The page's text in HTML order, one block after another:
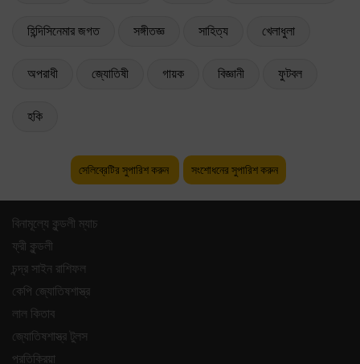
হিন্দিসিনেমার জগত সঙ্গীতজ্ঞ সাহিত্য খেলাধুলা
অপরাধী জ্যোতিষী গায়ক বিজ্ঞানী ফুটবল
হকি
সেলিব্রেটির সুপারিশ করুন সংশোধনের সুপারিশ করুন
বিনামূল্যে কুন্ডলী ম্যাচ
ফ্রী কুন্ডলী
চন্দ্র সাইন রাশিফল
কেপি জ্যোতিষশাস্ত্র
লাল কিতাব
জ্যোতিষশাস্ত্র টুলস
প্রতিক্রিয়া